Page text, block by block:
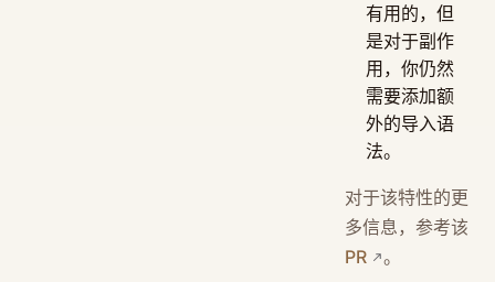
有用的，但
是对于副作
用，你仍然
需要添加额
外的导入语
法。
对于该特性的更
多信息，参考该
PR
。